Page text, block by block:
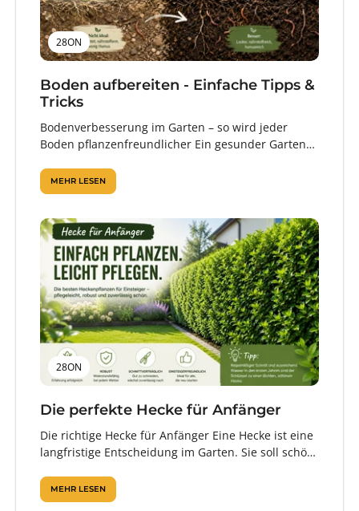
28ON
Boden aufbereiten - Einfache Tipps &
Tricks
Bodenverbesserung im Garten – so wird jeder
Boden pflanzenfreundlicher Ein gesunder Garten
ausreichend...
MEHR LESEN
28ON
Die perfekte Hecke für Anfänger
Die richtige Hecke für Anfänger Eine Hecke ist eine
langfristige Entscheidung im Garten. Sie soll schön
MEHR LESEN